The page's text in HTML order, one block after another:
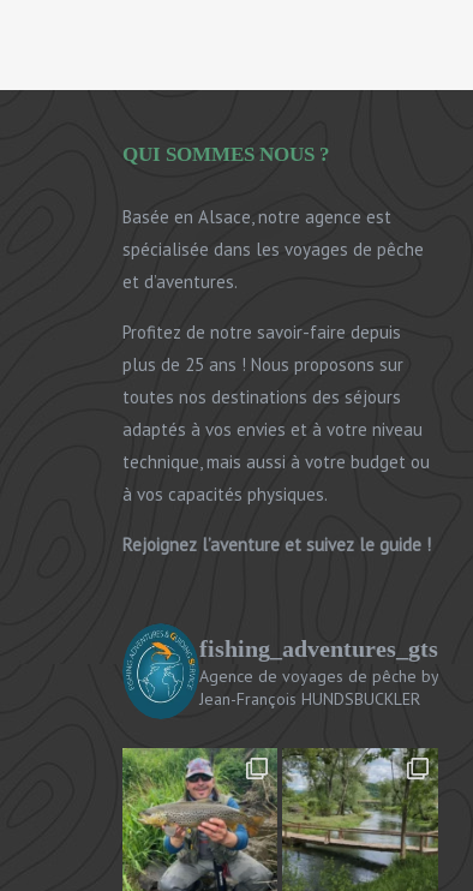
QUI SOMMES NOUS ?
Basée en Alsace, notre agence est
spécialisée dans les voyages de pêche
et d’aventures.
Profitez de notre savoir-faire depuis
plus de 25 ans ! Nous proposons sur
toutes nos destinations des séjours
adaptés à vos envies et à votre niveau
technique, mais aussi à votre budget ou
à vos capacités physiques.
Rejoignez l’aventure et suivez le guide !
fishing_adventures_gts
Agence de voyages de pêche by
Jean-François HUNDSBUCKLER